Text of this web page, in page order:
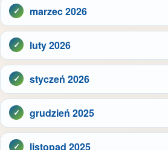
marzec 2026
luty 2026
styczeń 2026
grudzień 2025
listopad 2025